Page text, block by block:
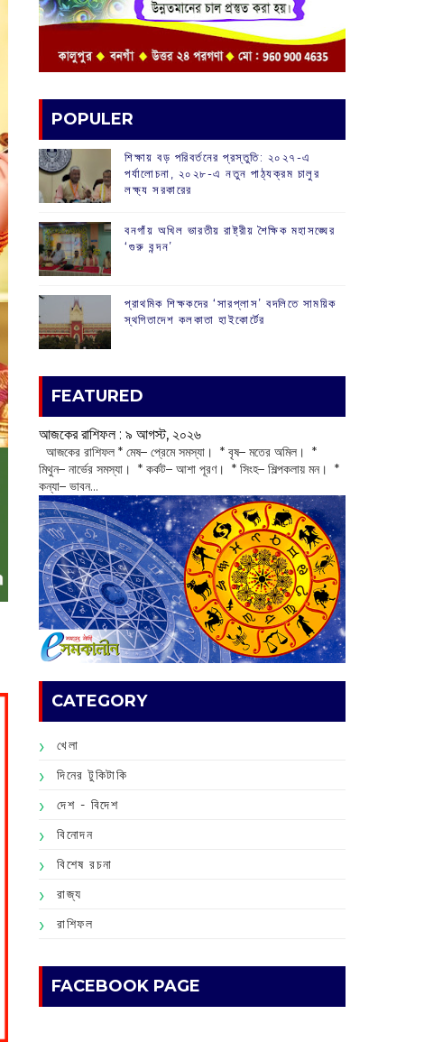
POPULER
শিক্ষায় বড় পরিবর্তনের প্রস্তুতি: ২০২৭-এ
পর্যালোচনা, ২০২৮-এ নতুন পাঠ্যক্রম চালুর
লক্ষ্য সরকারের
বনগাঁয় অখিল ভারতীয় রাষ্ট্রীয় শৈক্ষিক মহাসঙ্ঘের
‘গুরু বন্দন’
প্রাথমিক শিক্ষকদের ‘সারপ্লাস’ বদলিতে সাময়িক
স্থগিতাদেশ কলকাতা হাইকোর্টের
FEATURED
আজকের রাশিফল :‌ ‌‌৯ আগস্ট, ২০২৬
‌ আজকের রাশিফল * মেষ– প্রেমে সমস্যা। * বৃষ– মতের অমিল। *
মিথুন– নার্ভের সমস্যা। * কর্কট– আশা পূরণ। * সিংহ– শিল্পকলায় মন। *
কন্যা– ভাবন...
CATEGORY
খেলা
দিনের টুকিটাকি
দেশ - বিদেশ
বিনোদন
বিশেষ রচনা
রাজ্য
রাশিফল
FACEBOOK PAGE